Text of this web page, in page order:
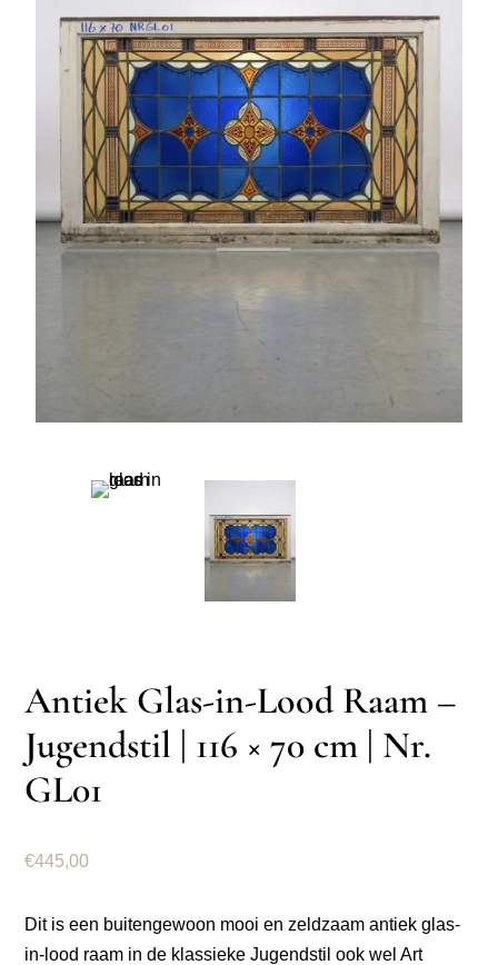
Antiek Glas-in-Lood Raam –
Jugendstil | 116 × 70 cm | Nr.
GL01
€445,00
Dit is een buitengewoon mooi en zeldzaam antiek glas-
in-lood raam in de klassieke Jugendstil ook wel Art